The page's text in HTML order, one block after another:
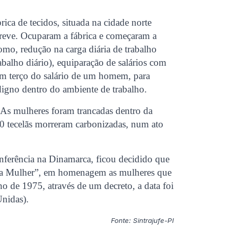
de tecidos, situada na cidade norte
Ocuparam a fábrica e começaram a
redução na carga diária de trabalho
diário), equiparação de salários com
terço do salário de um homem, para
dentro do ambiente de trabalho.
mulheres foram trancadas dentro da
morreram carbonizadas, num ato
na Dinamarca, ficou decidido que
Mulher”, em homenagem as mulheres que
de 1975, através de um decreto, a data foi
Fonte: Sintrajufe-PI